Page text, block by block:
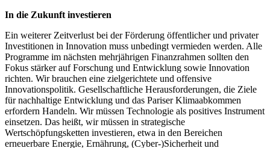
In die Zukunft investieren
Ein weiterer Zeitverlust bei der Förderung öffentlicher und privater
Investitionen in Innovation muss unbedingt vermieden werden. Alle
Programme im nächsten mehrjährigen Finanzrahmen sollten den
Fokus stärker auf Forschung und Entwicklung sowie Innovation
richten. Wir brauchen eine zielgerichtete und offensive
Innovationspolitik. Gesellschaftliche Herausforderungen, die Ziele
für nachhaltige Entwicklung und das Pariser Klimaabkommen
erfordern Handeln. Wir müssen Technologie als positives Instrument
einsetzen. Das heißt, wir müssen in strategische
Wertschöpfungsketten investieren, etwa in den Bereichen
erneuerbare Energie, Ernährung, (Cyber-)Sicherheit und